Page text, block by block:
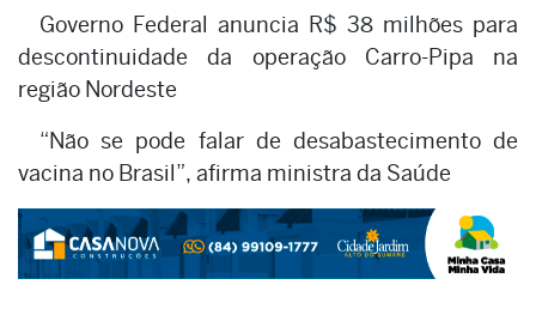
Governo Federal anuncia R$ 38 milhões para
descontinuidade da operação Carro-Pipa na
região Nordeste
“Não se pode falar de desabastecimento de
vacina no Brasil”, afirma ministra da Saúde